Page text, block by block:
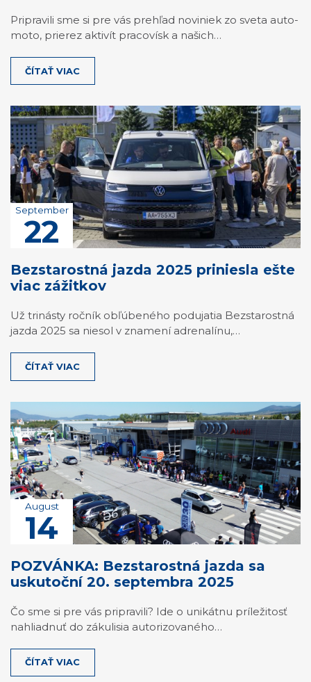
Pripravili sme si pre vás prehľad noviniek zo sveta auto-
moto, prierez aktivít pracovísk a našich…
ČÍTAŤ VIAC
September
22
Bezstarostná jazda 2025 priniesla ešte
viac zážitkov
Už trinásty ročník obľúbeného podujatia Bezstarostná
jazda 2025 sa niesol v znamení adrenalínu,…
ČÍTAŤ VIAC
August
14
POZVÁNKA: Bezstarostná jazda sa
uskutoční 20. septembra 2025
Čo sme si pre vás pripravili? Ide o unikátnu príležitosť
nahliadnuť do zákulisia autorizovaného…
ČÍTAŤ VIAC